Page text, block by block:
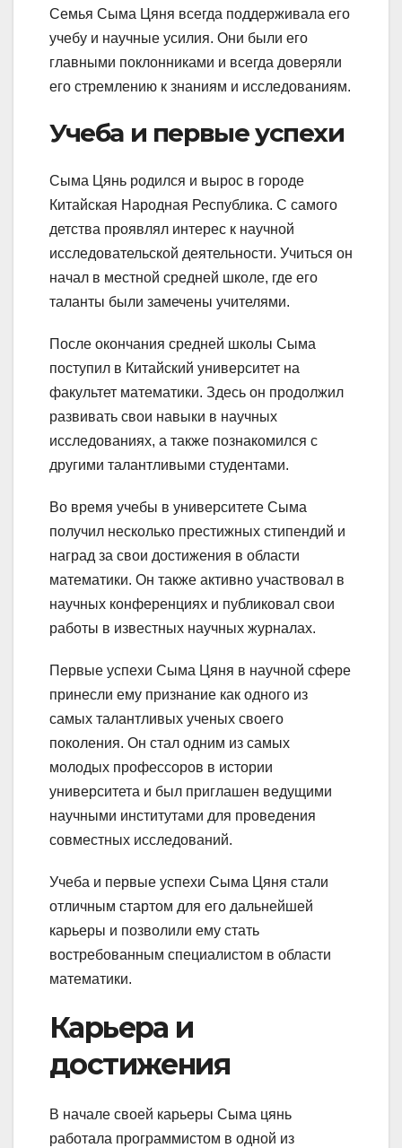
Семья Сыма Цяня всегда поддерживала его
учебу и научные усилия. Они были его
главными поклонниками и всегда доверяли
его стремлению к знаниям и исследованиям.
Учеба и первые успехи
Сыма Цянь родился и вырос в городе
Китайская Народная Республика. С самого
детства проявлял интерес к научной
исследовательской деятельности. Учиться он
начал в местной средней школе, где его
таланты были замечены учителями.
После окончания средней школы Сыма
поступил в Китайский университет на
факультет математики. Здесь он продолжил
развивать свои навыки в научных
исследованиях, а также познакомился с
другими талантливыми студентами.
Во время учебы в университете Сыма
получил несколько престижных стипендий и
наград за свои достижения в области
математики. Он также активно участвовал в
научных конференциях и публиковал свои
работы в известных научных журналах.
Первые успехи Сыма Цяня в научной сфере
принесли ему признание как одного из
самых талантливых ученых своего
поколения. Он стал одним из самых
молодых профессоров в истории
университета и был приглашен ведущими
научными институтами для проведения
совместных исследований.
Учеба и первые успехи Сыма Цяня стали
отличным стартом для его дальнейшей
карьеры и позволили ему стать
востребованным специалистом в области
математики.
Карьера и
достижения
В начале своей карьеры Сыма цянь
работала программистом в одной из